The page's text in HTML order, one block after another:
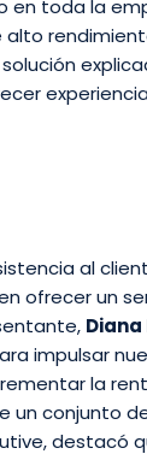
en toda la
al
ofrecer un
impulsar
la
conjunto
destacó